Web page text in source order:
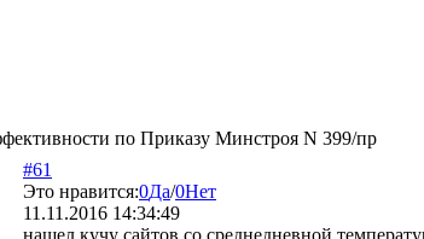
по Приказу Минстроя N 399/пр
#61
Это нравится:0Да/0Нет
11.11.2016 14:34:49
нашел кучу сайтов со среднедневной